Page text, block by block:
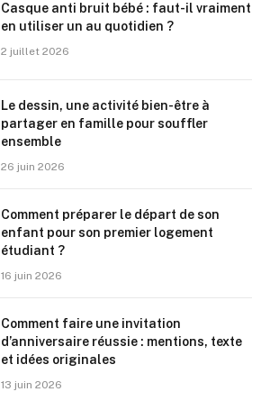
Casque anti bruit bébé : faut-il vraiment
en utiliser un au quotidien ?
2 juillet 2026
Le dessin, une activité bien-être à
partager en famille pour souffler
ensemble
26 juin 2026
Comment préparer le départ de son
enfant pour son premier logement
étudiant ?
16 juin 2026
Comment faire une invitation
d’anniversaire réussie : mentions, texte
et idées originales
13 juin 2026